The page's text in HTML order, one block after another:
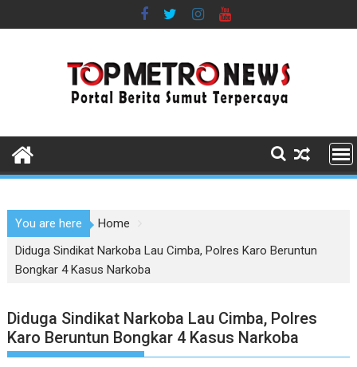
to
You are here
Home
Diduga Sindikat Narkoba Lau Cimba, Polres Karo Beruntun
Bongkar 4 Kasus Narkoba
Diduga Sindikat Narkoba Lau Cimba, Polres
Karo Beruntun Bongkar 4 Kasus Narkoba